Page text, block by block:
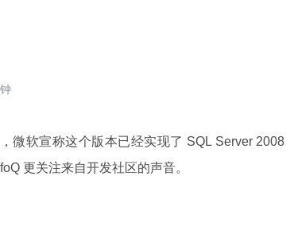
微软宣称这个版本已经实现了 SQL Server 2008
更关注来自开发社区的声音。